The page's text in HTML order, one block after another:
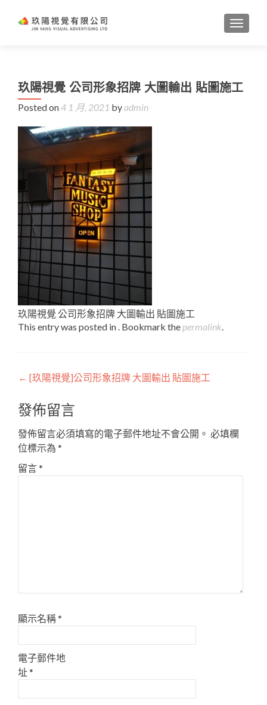
玖陽視覺 公司形象招牌 大圖輸出 貼圖施工
Posted on4 1 月, 2021 byadmin
玖陽視覺 公司形象招牌 大圖輸出 貼圖施工
This entry was posted in . Bookmark the permalink.
Post
navigation
← [玖陽視覺]公司形象招牌 大圖輸出 貼圖施工
發佈留言
發佈留言必須填寫的電子郵件地址不會公開。 必填欄
位標示為 *
留言*
顯示名稱*
電子郵件地
址*